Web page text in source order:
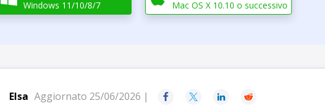
Più Prodotti di Recupero
Exchange Recovery
Windows 11/10/8/7 Mac OS X 10.10 o successivo
Elsa Aggiornato 25/06/2026 |    